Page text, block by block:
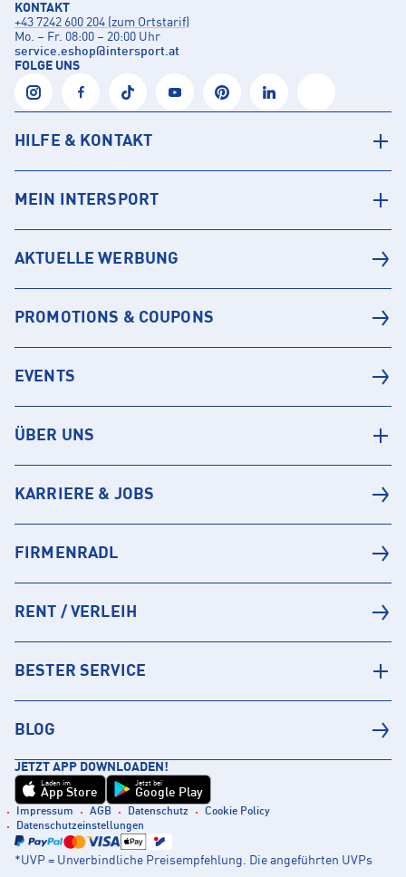
KONTAKT
+43 7242 600 204 (zum Ortstarif)
Mo. – Fr. 08:00 – 20:00 Uhr
service.eshop@intersport.at
FOLGE UNS
HILFE & KONTAKT
MEIN INTERSPORT
AKTUELLE WERBUNG
PROMOTIONS & COUPONS
EVENTS
ÜBER UNS
KARRIERE & JOBS
FIRMENRADL
RENT / VERLEIH
BESTER SERVICE
BLOG
JETZT APP DOWNLOADEN!
Laden im
App Store
Jetzt bei
Google Play
Impressum AGB Datenschutz
Cookie Policy
Datenschutzeinstellungen
*UVP = Unverbindliche Preisempfehlung. Die angeführten UVPs